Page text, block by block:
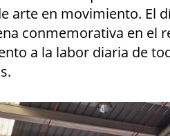
arte en movimiento. El
conmemorativa en el
a la labor diaria de